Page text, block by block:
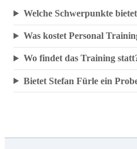
Welche Schwerpunkte
Was kostet Personal
Wo findet das Training
Bietet Stefan Fürle ein